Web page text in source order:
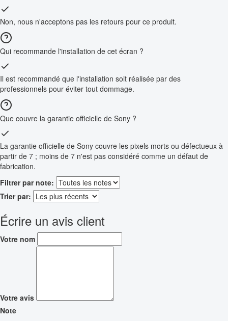
Non, nous n'acceptons pas les retours pour ce produit.
Qui recommande l'installation de cet écran ?
Il est recommandé que l'installation soit réalisée par des
professionnels pour éviter tout dommage.
Que couvre la garantie officielle de Sony ?
La garantie officielle de Sony couvre les pixels morts ou défectueux à
partir de 7 ; moins de 7 n'est pas considéré comme un défaut de
fabrication.
Filtrer par note:
Trier par:
Écrire un avis client
Votre nom
Votre avis
Note